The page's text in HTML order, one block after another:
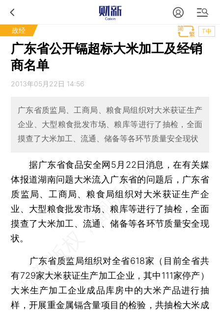
政经 T中
广东省公开镉超标大米加工及经销
商名单
2013年05月22日 14:56
广东省质监局、工商局、粮食局组织对大米获证生产
企业、大型粮食批发市场、粮库等进行了抽检，全面
摸查了大米加工、流通、储备等各环节质量安全现状
据广东省食品安全网5月22日消息，在有关媒
体报道湖南问题大米流入广东省的问题后，广东省
质监局、工商局、粮食局组织对大米获证生产企
业、大型粮食批发市场、粮库等进行了抽检，全面
摸查了大米加工、流通、储备等各环节质量安全现
状。
广东省质监局组织对全省618家（目前全省共
有729家大米获证生产加工企业，其中111家停产）
大米生产加工企业成品库房中的大米产品进行抽
样，开展重金属镉含量项目的检验，共抽检大米成